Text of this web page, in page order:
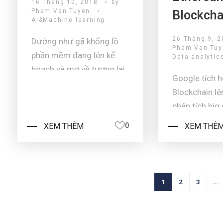
16 Tháng 10, 2018
by
Pham Van Tuyen
AI&Machine learning
Dường như gã khổng lồ
phần mềm đang lên kế
hoạch và mơ về tương lai
dùng điện thoại và chứng
XEM THÊM 0
26 Tháng 9,
Pham Van
Data analytics
Google tích
Blockchain
phân tích big
XEM
1 2 3 ...